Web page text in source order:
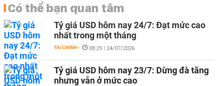
Có thể bạn quan tâm
Tỷ giá USD hôm nay 24/7: Đạt mức cao
nhất trong một tháng
TÀI CHÍNH - 08:25 | 24/07/2026
Tỷ giá USD hôm nay 23/7: Dừng đà tăng
nhưng vẫn ở mức cao